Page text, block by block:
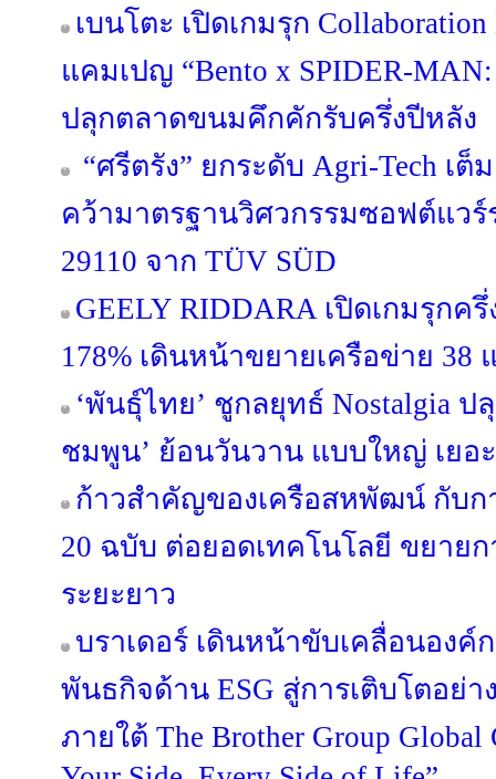
เบนโตะ เปิดเกมรุก
แคมเปญ “Bento x SPIDER-
ปลุกตลาดขนมคึกคักรับครึ่งปีหลัง
“ศรีตรัง” ยกระดับ Agri-Tech เ
คว้ามาตรฐานวิศวกรรมซอฟต์แวร์
29110 จาก TÜV SÜD
GEELY RIDDARA เปิดเกมรุกค
178% เดินหน้าขยายเครือข่าย 38
‘พันธุ์ไทย’ ชูกลยุทธ์ Nostalgia ป
ชมพูน’ ย้อนวันวาน แบบใหญ่ เยอ
ก้าวสำคัญของเครือสหพัฒน์ กับก
20 ฉบับ ต่อยอดเทคโนโลยี ขยาย
ระยะยาว
บราเดอร์ เดินหน้าขับเคลื่อนอง
พันธกิจด้าน ESG สู่การเติบโตอย่
ภายใต้ The Brother Group